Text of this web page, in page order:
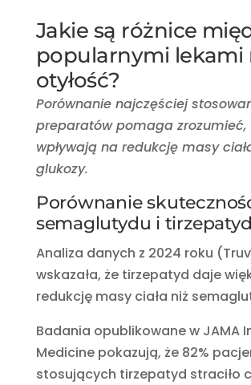
Jakie są różnice
popularnymi lekami
otyłość?
Porównanie najczęściej
preparatów pomaga zrozumieć,
wpływają na redukcję masy
glukozy.
Porównanie
semaglutydu i
Analiza danych z 2024 roku
wskazała, że tirzepatyd daje
redukcję masy ciała niż
Badania opublikowane w JAMA
Medicine pokazują, że 82%
stosujących tirzepatyd straciło